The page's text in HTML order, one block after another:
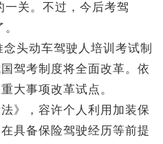
关。不过，今后考驾
头动车驾驶人培训考试制
驾考制度将全面改革。依
大事项改革试点。
，容许个人利用加装保
具备保险驾驶经历等前提